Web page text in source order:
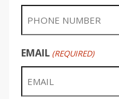
EMAIL (REQUIRED)